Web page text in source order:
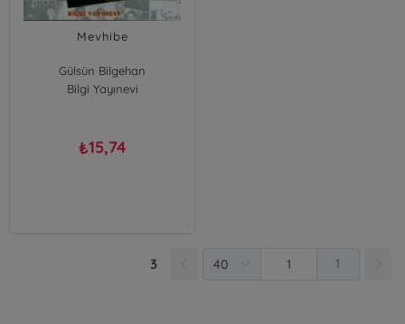
Mevhibe
Gülsün Bilgehan
Bilgi Yayınevi
₺15,74
3 1